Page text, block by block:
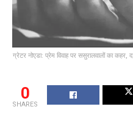
ग्रेटर नोएडा: प्रेम विवाह पर ससुरालवालों का
0
SHARES